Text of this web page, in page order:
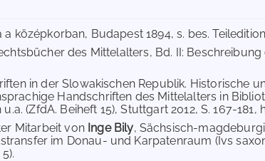
középkorban, Budapest 1894, s. bes.
des Mittelalters, Bd. II:
in der Slowakischen Republik. Historische
Handschriften des Mittelalters in
(ZfdA. Beiheft 15), Stuttgart 2012, S. 167-181,
Mitarbeit von Inge Bily, Sächsisch-
im Donau- und Karpatenraum (Ivs